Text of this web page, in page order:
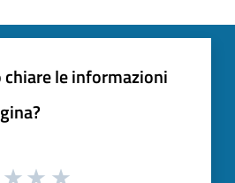
chiare le informazioni